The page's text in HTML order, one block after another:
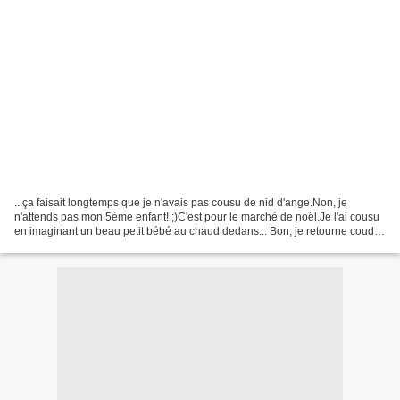
...ça faisait longtemps que je n'avais pas cousu de nid d'ange.Non, je
n'attends pas mon 5ème enfant! ;)C'est pour le marché de noël.Je l'ai cousu
en imaginant un beau petit bébé au chaud dedans... Bon, je retourne coudre